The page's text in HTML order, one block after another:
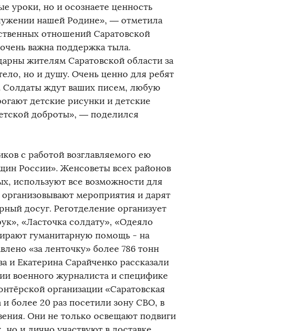
уроки, но и осознаете ценность
нашей Родине», — отметила
отношений Саратовской
важна поддержка тыла.
жителям Саратовской области за
но и душу. Очень ценно для ребят
ждут ваших писем, любую
детские рисунки и детские
доброты», — поделился
с работой возглавляемого ею
России». Женсоветы всех районов
используют все возможности для
мероприятия и дарят
досуг. Реготделение организует
«Ласточка солдату», «Одеяло
гуманитарную помощь - на
«за ленточку» более 786 тонн
Екатерина Сарайченко рассказали
военного журналиста и специфике
организации «Саратовская
и более 20 раз посетили зону СВО, в
Они не только освещают подвиги